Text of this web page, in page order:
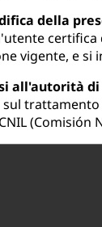
della
vigente, e
all'autorità
(Comisión